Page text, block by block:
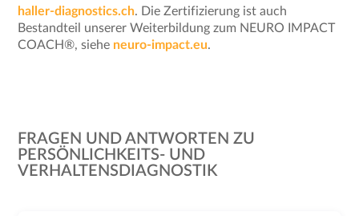
haller-diagnostics.ch. Die Zertifizierung ist auch
Bestandteil unserer Weiterbildung zum NEURO IMPACT
COACH®, siehe neuro-impact.eu.
FRAGEN UND ANTWORTEN ZU
PERSÖNLICHKEITS- UND
VERHALTENSDIAGNOSTIK